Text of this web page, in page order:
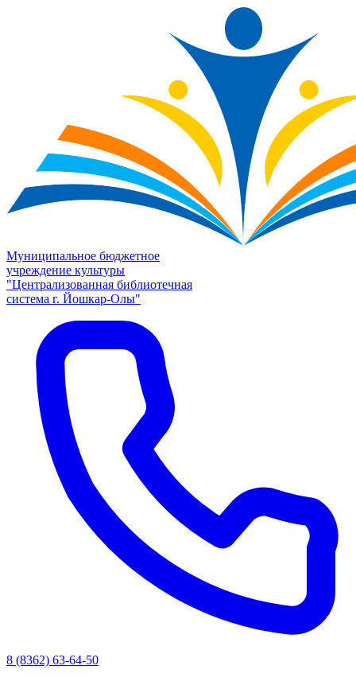
Муниципальное бюджетное
учреждение культуры
"Централизованная библиотечная
система г. Йошкар-Олы"
8 (8362) 63-64-50